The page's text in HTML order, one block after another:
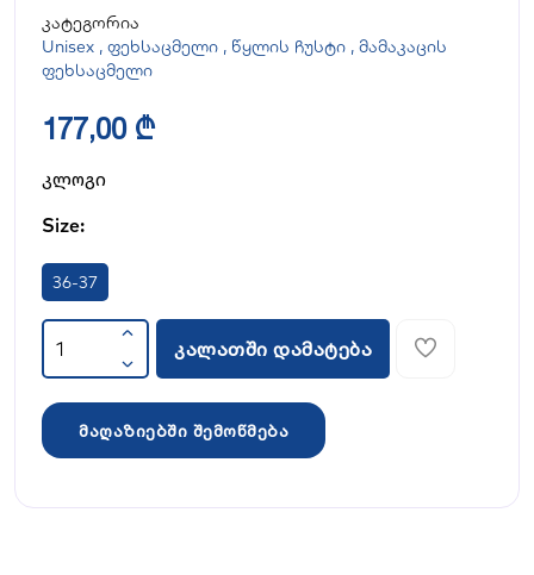
კატეგორია
Unisex , ფეხსაცმელი , წყლის ჩუსტი , მამაკაცის
ფეხსაცმელი
177,00 ₾
კლოგი
Size:
36-37
კალათში დამატება
მაღაზიებში შემოწმება